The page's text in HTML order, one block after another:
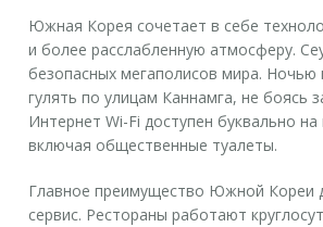
Южная Корея сочетает в себе
и более расслабленную атмосферу.
безопасных мегаполисов мира.
гулять по улицам Каннамга, не боясь
Интернет Wi-Fi доступен буквально
включая общественные туалеты.
Главное преимущество Южной Кореи
сервис. Рестораны работают